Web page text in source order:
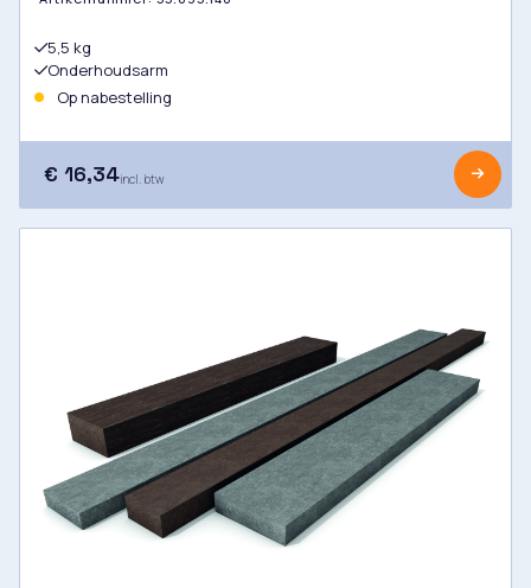
5,5 kg
Onderhoudsarm
Op nabestelling
€ 16,34incl. btw